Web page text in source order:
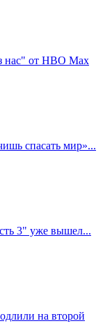
нас" от HBO Max
спасать мир»...
3" уже вышел...
на второй